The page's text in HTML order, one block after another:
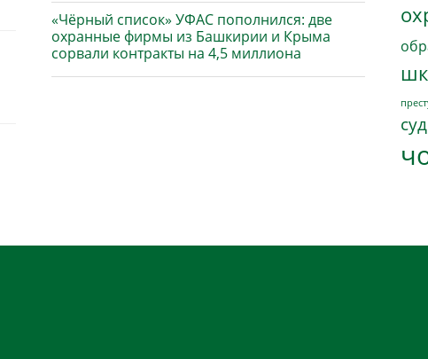
«Чёрный список» УФАС пополнился: две
охранные фирмы из Башкирии и Крыма
сорвали контракты на 4,5 миллиона
суд